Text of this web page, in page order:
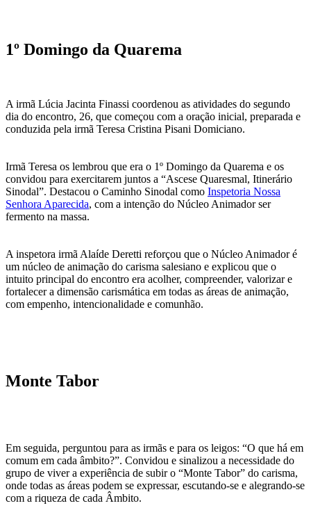
1º Domingo da Quarema
A irmã Lúcia Jacinta Finassi coordenou as atividades do segundo
dia do encontro, 26, que começou com a oração inicial, preparada e
conduzida pela irmã Teresa Cristina Pisani Domiciano.
Irmã Teresa os lembrou que era o 1º Domingo da Quarema e os
convidou para exercitarem juntos a “Ascese Quaresmal, Itinerário
Sinodal”. Destacou o Caminho Sinodal como Inspetoria Nossa
Senhora Aparecida, com a intenção do Núcleo Animador ser
fermento na massa.
A inspetora irmã Alaíde Deretti reforçou que o Núcleo Animador é
um núcleo de animação do carisma salesiano e explicou que o
intuito principal do encontro era acolher, compreender, valorizar e
fortalecer a dimensão carismática em todas as áreas de animação,
com empenho, intencionalidade e comunhão.
Monte Tabor
Em seguida, perguntou para as irmãs e para os leigos: “O que há em
comum em cada âmbito?”. Convidou e sinalizou a necessidade do
grupo de viver a experiência de subir o “Monte Tabor” do carisma,
onde todas as áreas podem se expressar, escutando-se e alegrando-se
com a riqueza de cada Âmbito.